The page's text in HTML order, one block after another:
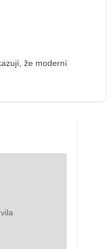
že moderní